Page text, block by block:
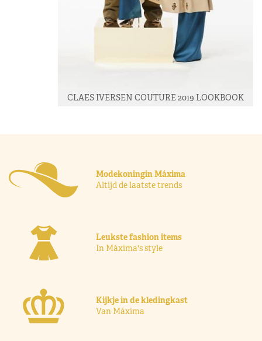
CLAES IVERSEN COUTURE 2019 LOOKBOOK
Modekoningin Máxima
Altijd de laatste trends
Leukste fashion items
In Máxima's style
Kijkje in de kledingkast
Van Máxima